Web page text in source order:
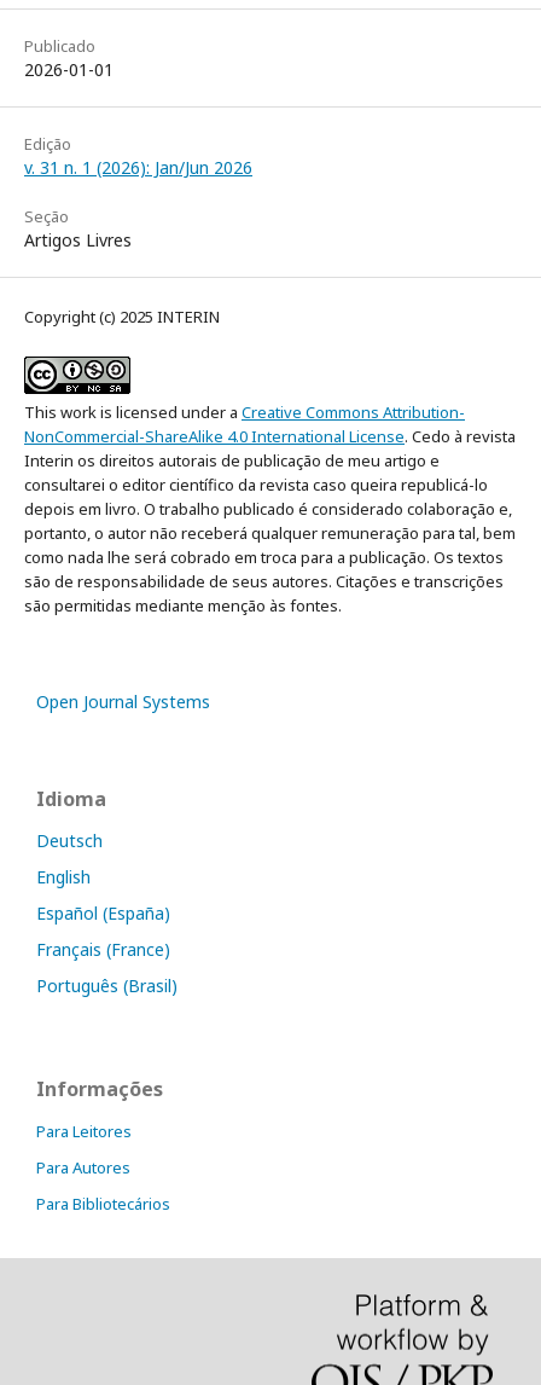
Publicado
2026-01-01
Edição
v. 31 n. 1 (2026): Jan/Jun 2026
Seção
Artigos Livres
Copyright (c) 2025 INTERIN
This work is licensed under a Creative Commons Attribution-
NonCommercial-ShareAlike 4.0 International License. Cedo à revista
Interin os direitos autorais de publicação de meu artigo e
consultarei o editor científico da revista caso queira republicá-lo
depois em livro. O trabalho publicado é considerado colaboração e,
portanto, o autor não receberá qualquer remuneração para tal, bem
como nada lhe será cobrado em troca para a publicação. Os textos
são de responsabilidade de seus autores. Citações e transcrições
são permitidas mediante menção às fontes.
Open Journal Systems
Idioma
Deutsch
English
Español (España)
Français (France)
Português (Brasil)
Informações
Para Leitores
Para Autores
Para Bibliotecários